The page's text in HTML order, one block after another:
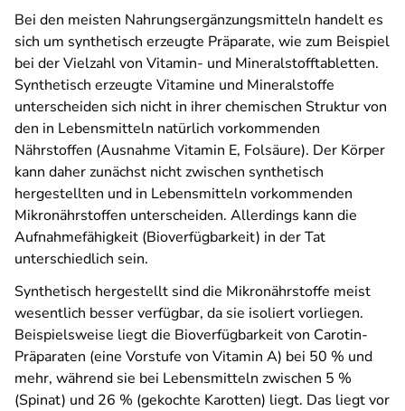
Bei den meisten Nahrungsergänzungsmitteln handelt es
sich um synthetisch erzeugte Präparate, wie zum Beispiel
bei der Vielzahl von Vitamin- und Mineralstofftabletten.
Synthetisch erzeugte Vitamine und Mineralstoffe
unterscheiden sich nicht in ihrer chemischen Struktur von
den in Lebensmitteln natürlich vorkommenden
Nährstoffen (Ausnahme Vitamin E, Folsäure). Der Körper
kann daher zunächst nicht zwischen synthetisch
hergestellten und in Lebensmitteln vorkommenden
Mikronährstoffen unterscheiden. Allerdings kann die
Aufnahmefähigkeit (Bioverfügbarkeit) in der Tat
unterschiedlich sein.
Synthetisch hergestellt sind die Mikronährstoffe meist
wesentlich besser verfügbar, da sie isoliert vorliegen.
Beispielsweise liegt die Bioverfügbarkeit von Carotin-
Präparaten (eine Vorstufe von Vitamin A) bei 50 % und
mehr, während sie bei Lebensmitteln zwischen 5 %
(Spinat) und 26 % (gekochte Karotten) liegt. Das liegt vor